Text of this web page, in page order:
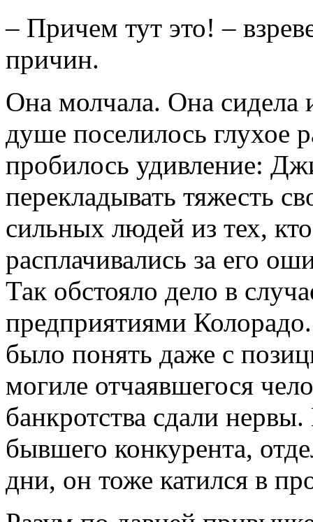
– Причем тут это! –
причин.
Она молчала. Она сидела
душе поселилось глухое
пробилось удивление:
перекладывать тяжесть
сильных людей из тех,
расплачивались за его
Так обстояло дело в
предприятиями
было понять даже с
могиле отчаявшегося
банкротства сдали
бывшего конкурента,
дни, он тоже катился в